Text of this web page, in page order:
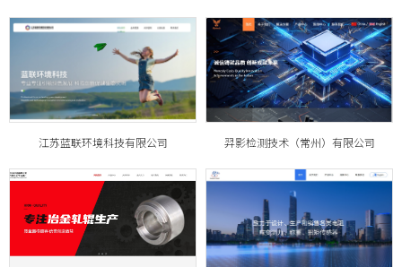
江苏蓝联环境科技有限公司 羿影检测技术（常州）有限公司